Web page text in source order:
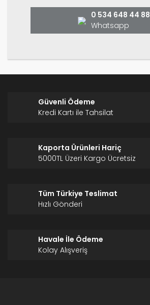
0 534 648 44 88
Whatsapp
Güvenli Ödeme
Kredi Kartı ile Tahsilat
Kaporta Ürünleri Hariç
5000TL Üzeri Kargo Ücretsiz
Tüm Türkiye Teslimat
Hızlı Gönderi
Havale İle Ödeme
Kolay Alışveriş